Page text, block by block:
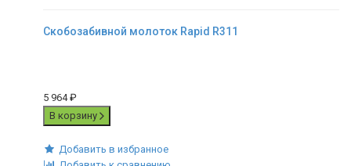
Скобозабивной молоток Rapid R311
5 964₽
В корзину
Добавить в избранное